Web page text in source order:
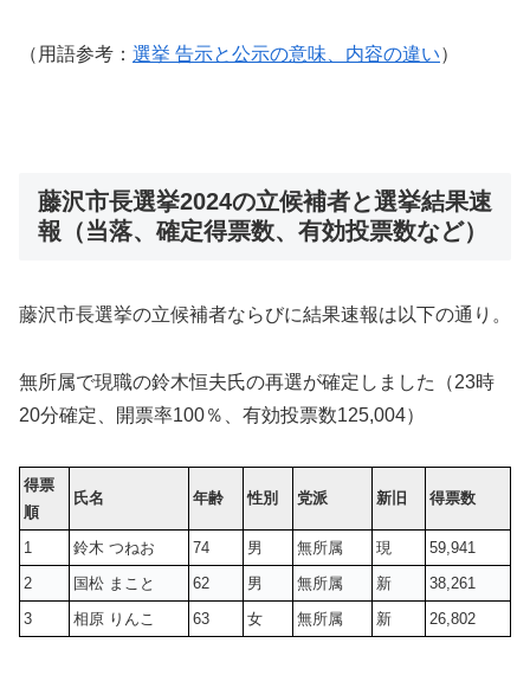
（用語参考： 選挙 告示と公示の意味、内容の違い）
藤沢市長選挙2024の立候補者と選挙結果速
報（当落、確定得票数、有効投票数など）
藤沢市長選挙の立候補者ならびに結果速報は以下の通り。
無所属で現職の鈴木恒夫氏の再選が確定しました（23時
20分確定、開票率100％、有効投票数125,004）
得票
順
氏名 年齢 性別 党派 新旧 得票数
1 鈴木 つねお 74 男 無所属 現
59,941
2
国松 まこと 62 男 無所属 新
38,261
3
相原 りんこ 63 女 無所属 新 26,802